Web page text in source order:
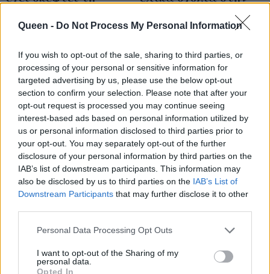
Queen - Do Not Process My Personal Information
If you wish to opt-out of the sale, sharing to third parties, or
processing of your personal or sensitive information for
targeted advertising by us, please use the below opt-out
section to confirm your selection. Please note that after your
opt-out request is processed you may continue seeing
interest-based ads based on personal information utilized by
us or personal information disclosed to third parties prior to
your opt-out. You may separately opt-out of the further
disclosure of your personal information by third parties on the
IAB’s list of downstream participants. This information may
also be disclosed by us to third parties on the IAB’s List of
Downstream Participants that may further disclose it to other
Personal Data Processing Opt Outs
I want to opt-out of the Sharing of my
personal data.
Opted In
σκέψη που την κρατά
οικεία
φωτογραφία από τις
κοινές διακοπές του
Φαμέλη
αγάπη: Το πιο ωραίο
7 + 1 ελληνικές σειρές
που έκαναν φέτος